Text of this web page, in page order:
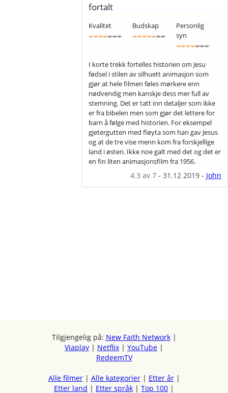
fortalt
Kvalitet Budskap
Personlig
syn
I korte trekk fortelles historien om Jesu
fødsel i stilen av silhuett animasjon som
gjør at hele filmen føles mørkere enn
nødvendig men kanskje dess mer full av
stemning. Det er tatt inn detaljer som ikke
er fra bibelen men som gjør det lettere for
barn å følge med historien. For eksempel
gjetergutten med fløyta som han gav Jesus
og at de tre vise menn kom fra forskjellige
land i østen. Ikke noe galt med det og det er
en fin liten animasjonsfilm fra 1956.
4.3 av 7- 31.12 2019- John
Tilgjengelig på: New Faith Network|
Viaplay | Netflix | YouTube |
RedeemTV
Alle filmer| Alle kategorier| Etter år|
Etter land | Etter språk | Top 100 |